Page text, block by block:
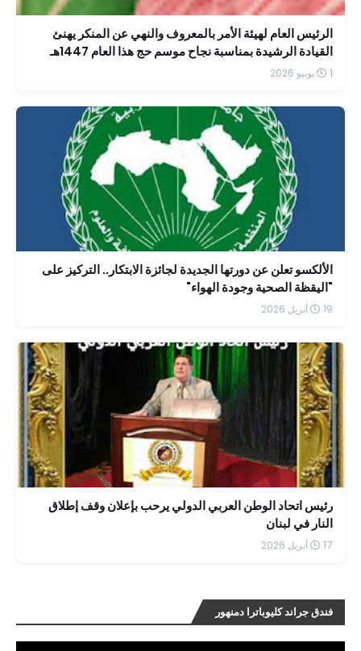
الرئيس العام لهيئة الأمر بالمعروف والنهي عن المنكر يهنئ
القيادة الرشيدة بمناسبة نجاح موسم حج هذا العام 1447هـ
1 يونيو 2026
الألكسو تعلن عن دورتها الجديدة لجائزة الابتكار.. التركيز على
"اليقظة الصحية وجودة الهواء"
19 أبريل 2026
رئيس اتحاد الوطن العربي الدولي يرحب بإعلان وقف إطلاق
النار في لبنان
17 أبريل 2026
فندق جراند كليوباترا دمنهور